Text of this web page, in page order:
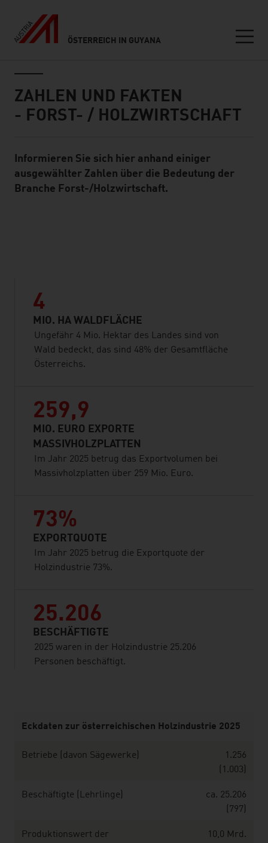
ÖSTERREICH IN GUYANA
ZAHLEN UND FAKTEN
- FORST- / HOLZWIRTSCHAFT
Standard Content Module
Informieren Sie sich hier anhand einiger
ausgewählter Zahlen über die Bedeutung der
Branche Forst-/Holzwirtschaft.
4
MIO. HA WALDFLÄCHE
Ungefähr 4 Mio. Hektar des Landes sind von
Wald bedeckt, das sind 48% der Gesamtfläche
Österreichs.
259,9
MIO. EURO EXPORTE
MASSIVHOLZPLATTEN
Im Jahr 2025 betrug das Exportvolumen bei
Massivholzplatten über 259 Mio. Euro.
73%
EXPORTQUOTE
Im Jahr 2025 betrug die Exportquote der
Holzindustrie 73%.
25.206
BESCHÄFTIGTE
2025 waren in der Holzindustrie 25.206
Personen beschäftigt.
Eckdaten zur österreichischen Holzindustrie 2025
Betriebe (davon Sägewerke)
1.256
(1.003)
Beschäftigte (Lehrlinge)
ca. 25.206
(797)
Produktionswert der
10,0 Mrd.